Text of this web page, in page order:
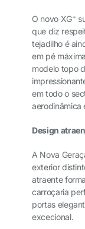
O novo XG+
que diz
tejadilho é
em pé
modelo topo
em todo o
aerodinâmica
Design
A Nova
exterior
atraente
carroçaria
portas
excecional.